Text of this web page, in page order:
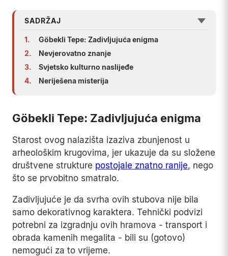
SADRŽAJ
1.
Göbekli Tepe: Zadivljujuća enigma
2.
Nevjerovatno znanje
3.
Svjetsko kulturno naslijeđe
4.
Neriješena misterija
Göbekli Tepe: Zadivljujuća enigma
Starost ovog nalazišta izaziva zbunjenost u
arheološkim krugovima, jer ukazuje da su složene
društvene strukture postojale znatno ranije, nego
što se prvobitno smatralo.
Zadivljujuće je da svrha ovih stubova nije bila
samo dekorativnog karaktera. Tehnički podvizi
potrebni za izgradnju ovih hramova - transport i
obrada kamenih megalita - bili su (gotovo)
nemogući za to vrijeme.